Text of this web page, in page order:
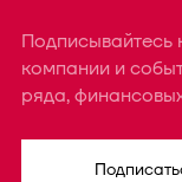
Подписывайтесь
компании и
ряда,